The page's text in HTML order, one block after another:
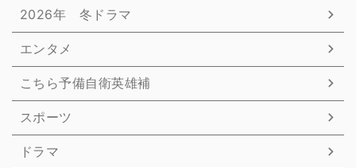
2026年 冬ドラマ
エンタメ
こちら予備自衛英雄補
スポーツ
ドラマ